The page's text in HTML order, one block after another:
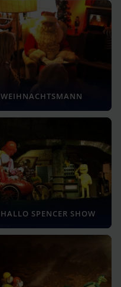
WEIHNACHTSMANN
HALLO SPENCER SHOW